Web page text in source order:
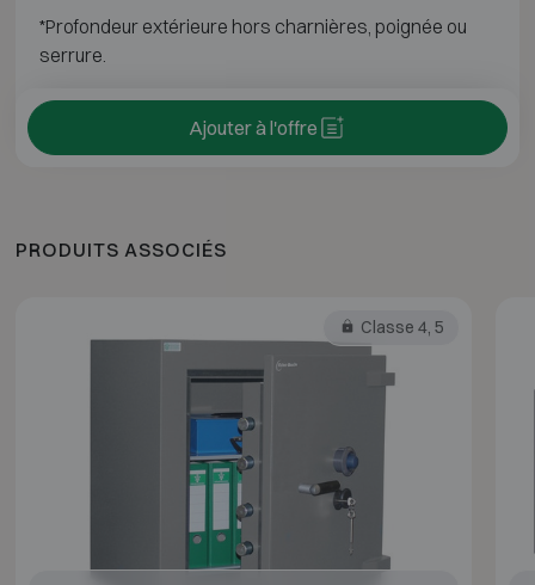
*Profondeur extérieure hors charnières, poignée ou
serrure.
Ajouter à l'offre
PRODUITS ASSOCIÉS
Classe 4, 5